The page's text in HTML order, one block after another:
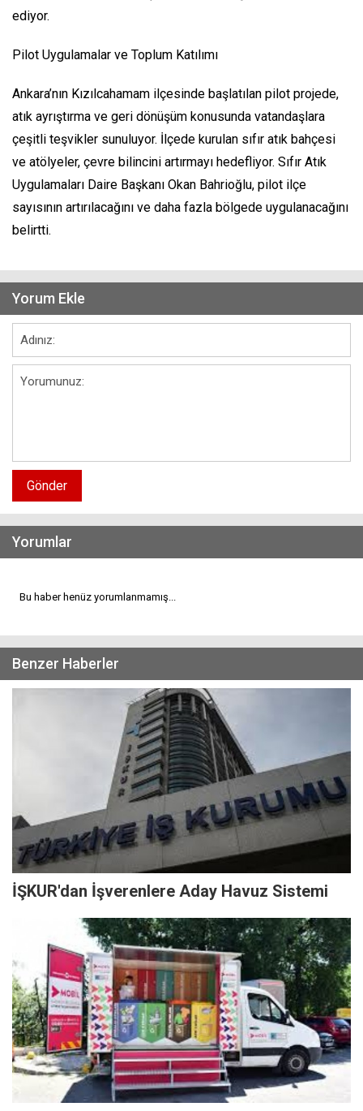
ediyor.
Pilot Uygulamalar ve Toplum Katılımı
Ankara’nın Kızılcahamam ilçesinde başlatılan pilot projede,
atık ayrıştırma ve geri dönüşüm konusunda vatandaşlara
çeşitli teşvikler sunuluyor. İlçede kurulan sıfır atık bahçesi
ve atölyeler, çevre bilincini artırmayı hedefliyor. Sıfır Atık
Uygulamaları Daire Başkanı Okan Bahrioğlu, pilot ilçe
sayısının artırılacağını ve daha fazla bölgede uygulanacağını
belirtti.
Yorum Ekle
Gönder
Yorumlar
Bu haber henüz yorumlanmamış...
Benzer Haberler
İŞKUR'dan İşverenlere Aday Havuz Sistemi